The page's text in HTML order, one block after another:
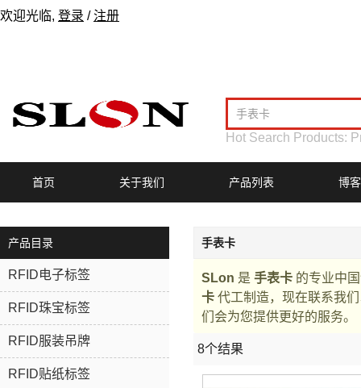
欢迎光临, 登录 / 注册
Hot Search Products:
首页 关于我们 产品列表 博客
产品目录
RFID电子标签
RFID珠宝标签
RFID服装吊牌
RFID贴纸标签
手表卡
SLon 是 手表卡 的专业中
卡 代工制造，现在联系我
们会为您提供更好的服务。
8个结果